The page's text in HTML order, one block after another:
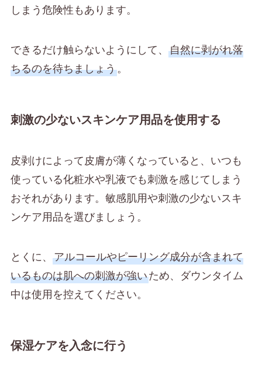
しまう危険性もあります。
できるだけ触らないようにして、 自然に剥がれ落
ちるのを待ちましょう。
刺激の少ないスキンケア用品を使用する
皮剥けによって皮膚が薄くなっていると、いつも
使っている化粧水や乳液でも刺激を感じてしまう
おそれがあります。敏感肌用や刺激の少ないスキ
ンケア用品を選びましょう。
とくに、 アルコールやピーリング成分が含まれて
いるものは肌への刺激が強いため、ダウンタイム
中は使用を控えてください。
保湿ケアを入念に行う